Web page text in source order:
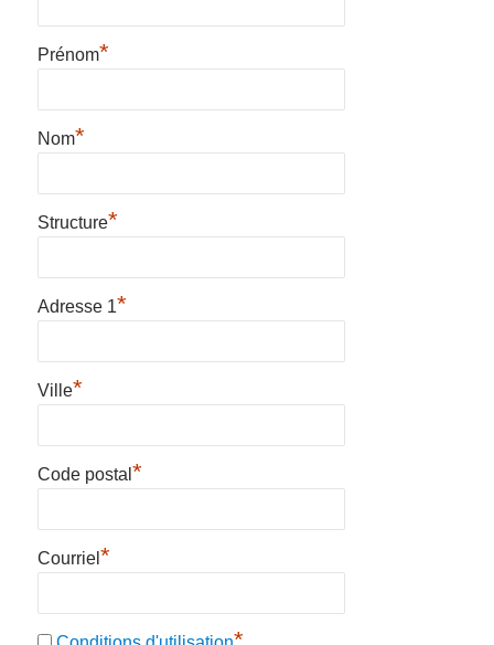
Prénom*
Nom*
Structure*
Adresse 1*
Ville*
Code postal*
Courriel*